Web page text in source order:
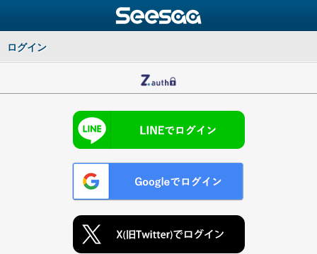
ログイン